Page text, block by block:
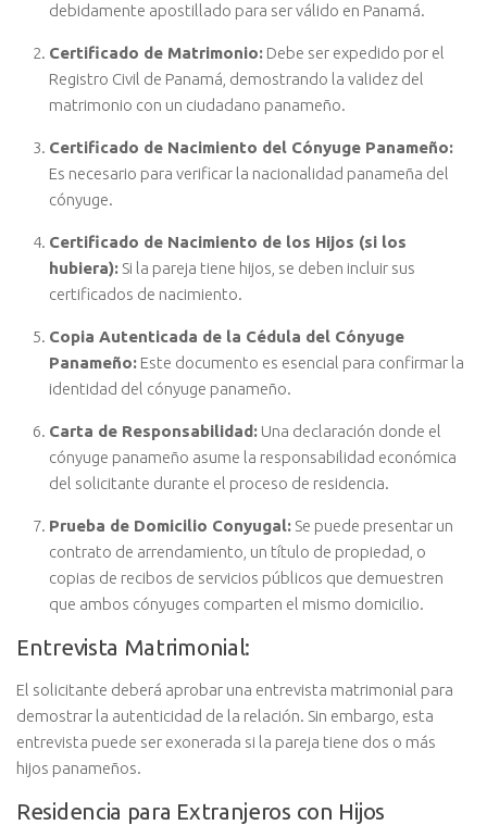
debidamente apostillado para ser válido en Panamá.
Certificado de Matrimonio: Debe ser expedido por el
Registro Civil de Panamá, demostrando la validez del
matrimonio con un ciudadano panameño.
Certificado de Nacimiento del Cónyuge Panameño:
Es necesario para verificar la nacionalidad panameña del
cónyuge.
Certificado de Nacimiento de los Hijos (si los
hubiera): Si la pareja tiene hijos, se deben incluir sus
certificados de nacimiento.
Copia Autenticada de la Cédula del Cónyuge
Panameño: Este documento es esencial para confirmar la
identidad del cónyuge panameño.
Carta de Responsabilidad: Una declaración donde el
cónyuge panameño asume la responsabilidad económica
del solicitante durante el proceso de residencia.
Prueba de Domicilio Conyugal: Se puede presentar un
contrato de arrendamiento, un título de propiedad, o
copias de recibos de servicios públicos que demuestren
que ambos cónyuges comparten el mismo domicilio.
Entrevista Matrimonial:
El solicitante deberá aprobar una entrevista matrimonial para
demostrar la autenticidad de la relación. Sin embargo, esta
entrevista puede ser exonerada si la pareja tiene dos o más
hijos panameños.
Residencia para Extranjeros con Hijos